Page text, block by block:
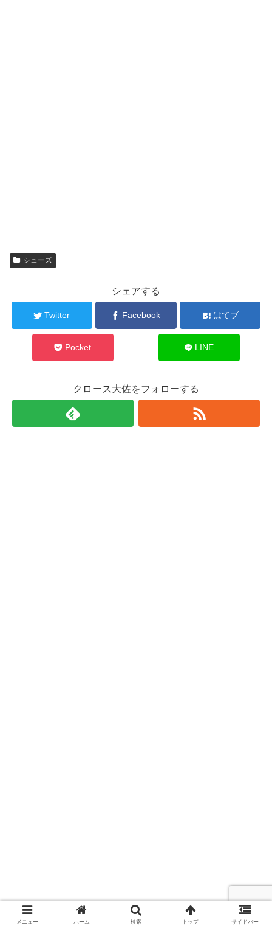
シューズ
シェアする
Twitter Facebook はてブ
Pocket LINE
クロース大佐をフォローする
メニュー ホーム 検索 トップ サイドバー